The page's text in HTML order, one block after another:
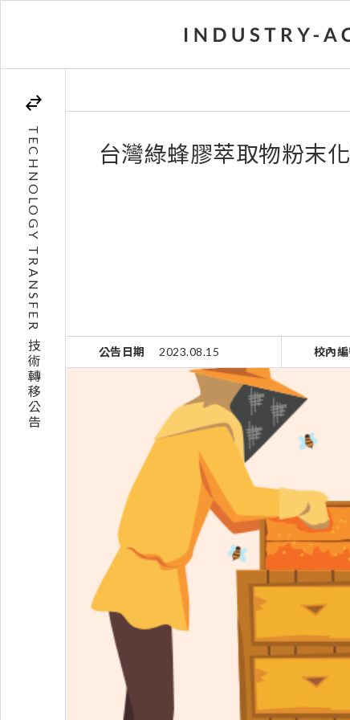
TECHNOLOGY TRANSFER
技術轉移公告
台灣綠蜂膠萃取物粉末
公告日期 2023.08.15 校內